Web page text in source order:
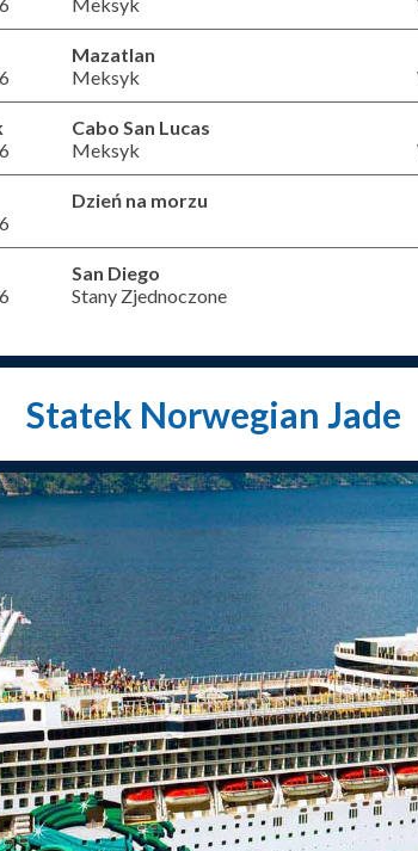
Mazatlan
Meksyk
Cabo San Lucas
Meksyk
Dzień na morzu
San Diego
Stany Zjednoczone
Statek Norwegian Jade